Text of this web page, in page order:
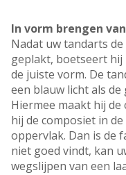
In vorm brengen
Nadat uw tandarts
geplakt, boetseert
de juiste vorm. De
een blauw licht als
Hiermee maakt hij
hij de composiet in
oppervlak. Dan is de
niet goed vindt, kan
wegslijpen van een